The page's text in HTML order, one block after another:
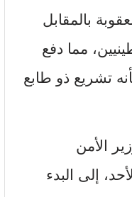
بالمقابل
مما دفع
تشريع ذو طابع
الأمن
إلى البدء